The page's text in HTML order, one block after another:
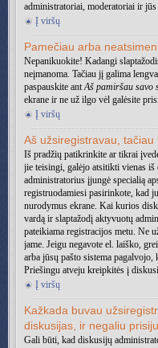
administratoriai, moderatoriai ir
Į viršų
Pamečiau arba
Nepanikuokite! Kadangi
neįmanoma. Tačiau jį galima
paspauskite antAš pamiršau savo
ekrane ir ne už ilgo vėl galėsite
Į viršų
Aš užsiregistravau, tačiau
Iš pradžių patikrinkite ar tikrai
jie teisingi, galėjo atsitikti vienas
administratorius įjungė specialią
registruodamiesi pasirinkote, kad
nurodymus ekrane. Kai kurios
vardą ir slaptažodį aktyvuotų
pateikiama registracijos metu. Ne
jame. Jeigu negavote el. laiško,
arba jūsų pašto sistema
Priešingu atveju kreipkitės į
Į viršų
Kažkada buvau
diskusijas, ir negaliu
Gali būti, kad diskusijų